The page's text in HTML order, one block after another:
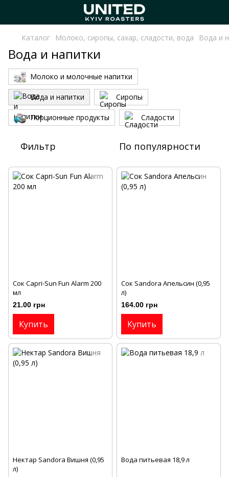
Каталог Молоко, сиропы, сахар, сладости, вода Вода и
Вода и напитки
Молоко и молочные напитки
Вода и напитки Сиропы
Порционные продукты Сладости
Фильтр По популярности
Сок Capri-Sun Fun Alarm 200
мл
21.00 грн
Купить
Сок Sandora Апельсин (0,95
л)
164.00 грн
Купить
Нектар Sandora Вишня (0,95
л)
Вода питьевая 18,9 л